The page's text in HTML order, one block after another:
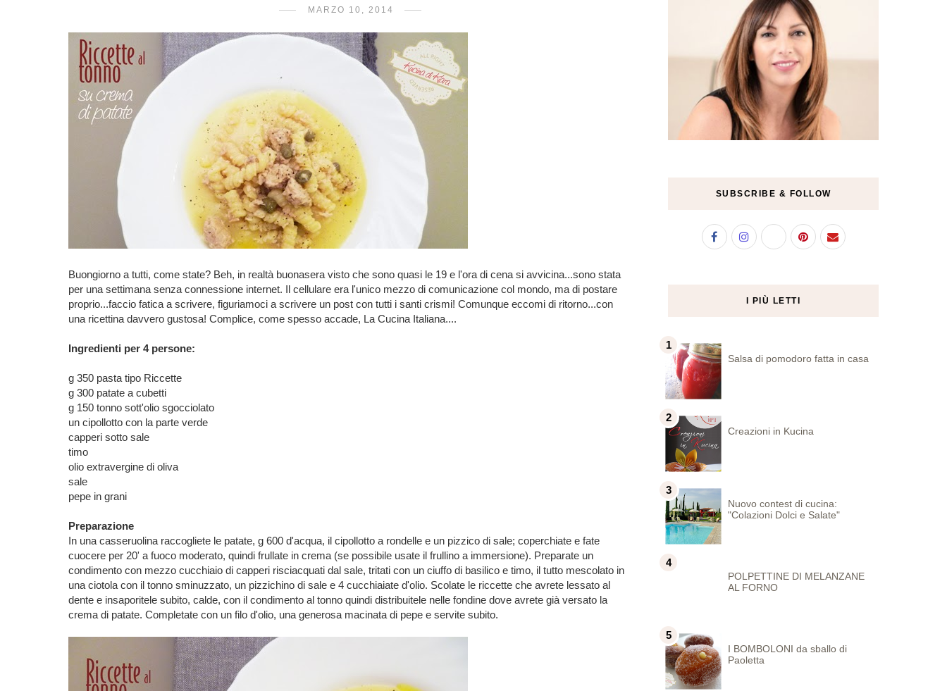
MARZO 10, 2014
Buongiorno a tutti, come state? Beh, in realtà buonasera visto che sono quasi le 19 e l'ora di cena si avvicina...sono stata
per una settimana senza connessione internet. Il cellulare era l'unico mezzo di comunicazione col mondo, ma di postare
proprio...faccio fatica a scrivere, figuriamoci a scrivere un post con tutti i santi crismi! Comunque eccomi di ritorno...con
una ricettina davvero gustosa! Complice, come spesso accade, La Cucina Italiana....
Ingredienti per 4 persone:
g 350 pasta tipo Riccette
g 300 patate a cubetti
g 150 tonno sott'olio sgocciolato
un cipollotto con la parte verde
capperi sotto sale
timo
olio extravergine di oliva
sale
pepe in grani
Preparazione
In una casseruolina raccogliete le patate, g 600 d'acqua, il cipollotto a rondelle e un pizzico di sale; coperchiate e fate
cuocere per 20' a fuoco moderato, quindi frullate in crema (se possibile usate il frullino a immersione). Preparate un
condimento con mezzo cucchiaio di capperi risciacquati dal sale, tritati con un ciuffo di basilico e timo, il tutto mescolato in
una ciotola con il tonno sminuzzato, un pizzichino di sale e 4 cucchiaiate d'olio. Scolate le riccette che avrete lessato al
dente e insaporitele subito, calde, con il condimento al tonno quindi distribuitele nelle fondine dove avrete già versato la
crema di patate. Completate con un filo d'olio, una generosa macinata di pepe e servite subito.
SUBSCRIBE & FOLLOW
I PIÙ LETTI
Salsa di pomodoro fatta in casa
Creazioni in Kucina
Nuovo contest di cucina:
"Colazioni Dolci e Salate"
POLPETTINE DI MELANZANE
AL FORNO
I BOMBOLONI da sballo di
Paoletta